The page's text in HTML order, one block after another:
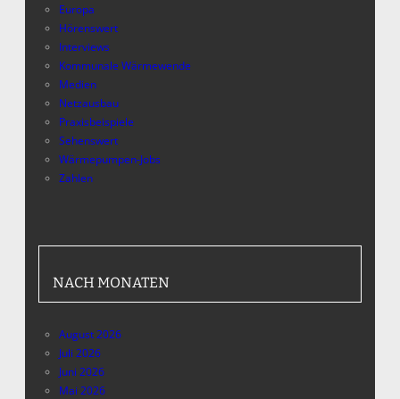
Europa
Hörenswert
Interviews
Kommunale Wärmewende
Medien
Netzausbau
Praxisbeispiele
Sehenswert
Wärmepumpen-Jobs
Zahlen
NACH MONATEN
August 2026
Juli 2026
Juni 2026
Mai 2026